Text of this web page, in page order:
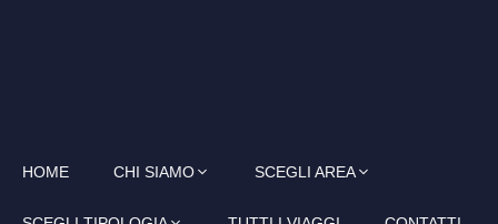
HOME CHI SIAMO SCEGLI AREA